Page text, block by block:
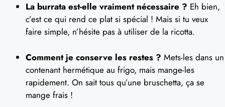
La burrata est-elle vraiment nécessaire ? Eh bien,
c’est ce qui rend ce plat si spécial ! Mais si tu veux
faire simple, n’hésite pas à utiliser de la ricotta.
Comment je conserve les restes ? Mets-les dans un
contenant hermétique au frigo, mais mange-les
rapidement. On sait tous qu’une bruschetta, ça se
mange frais !